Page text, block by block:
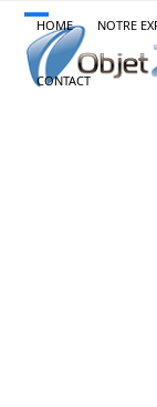
Skip
content
HOME NOTRE
CONTACT
Open
mobile
Close
mobile